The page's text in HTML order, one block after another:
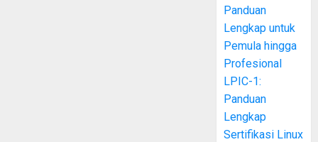
Panduan
Lengkap untuk
Pemula hingga
Profesional
LPIC-1:
Panduan
Lengkap
Sertifikasi Linux